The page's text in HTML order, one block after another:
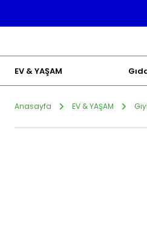
EV & YAŞAM
Anasayfa EV & YAŞAM